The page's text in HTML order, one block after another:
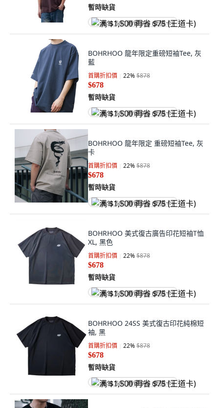
暫時缺貨
满 $1,500 再省 $75 (王道卡)
BOHRHOO 龍年限定重磅短袖Tee, 灰
藍
首購折扣價 22%$878
$678
暫時缺貨
满 $1,500 再省 $75 (王道卡)
BOHRHOO 龍年限定 重磅短袖Tee, 灰
卡
首購折扣價 22%$878
$678
暫時缺貨
满 $1,500 再省 $75 (王道卡)
BOHRHOO 美式復古廣告印花短袖T恤
XL, 黑色
首購折扣價 22%$878
$678
暫時缺貨
满 $1,500 再省 $75 (王道卡)
BOHRHOO 24SS 美式復古印花純棉短
袖, 黑
首購折扣價 22%$878
$678
暫時缺貨
满 $1,500 再省 $75 (王道卡)